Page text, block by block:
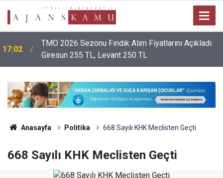
17:02
TMO 2026 Sezonu Fındık Alım Fiyatlarını Açıkladı:
Giresun 255 TL, Levant 250 TL
Anasayfa Politika 668 Sayılı KHK Meclisten Geçti
668 Sayılı KHK Meclisten Geçti